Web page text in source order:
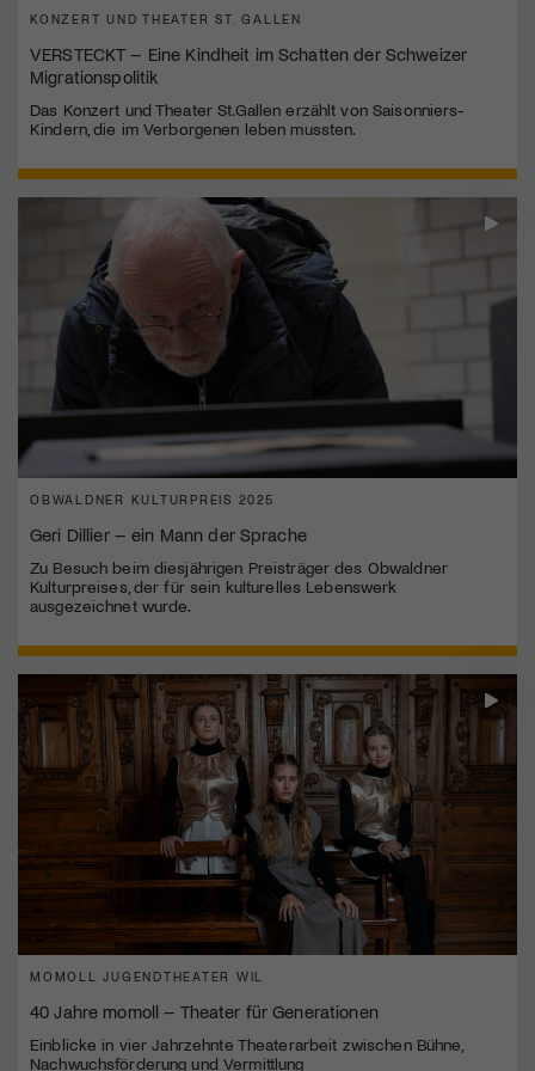
KONZERT UND THEATER ST. GALLEN
VERSTECKT – Eine Kindheit im Schatten der Schweizer
Migrationspolitik
Das Konzert und Theater St.Gallen erzählt von Saisonniers-
Kindern, die im Verborgenen leben mussten.
OBWALDNER KULTURPREIS 2025
Geri Dillier – ein Mann der Sprache
Zu Besuch beim diesjährigen Preisträger des Obwaldner
Kulturpreises, der für sein kulturelles Lebenswerk
ausgezeichnet wurde.
MOMOLL JUGENDTHEATER WIL
40 Jahre momoll – Theater für Generationen
Einblicke in vier Jahrzehnte Theaterarbeit zwischen Bühne,
Nachwuchsförderung und Vermittlung